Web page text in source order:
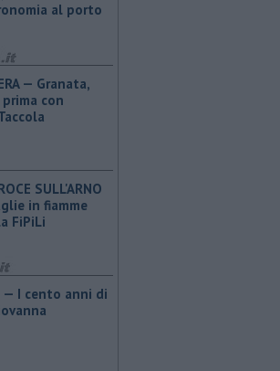
al porto
— ​Granata,
con
SULL'ARNO
in fiamme
FiPiLi
— I cento anni di